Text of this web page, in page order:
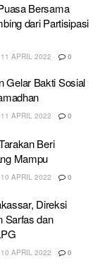
Bersama
dari Partisipasi
11 APRIL 2022 0
Gelar Bakti Sosial
11 APRIL 2022 0
Beri
Mampu
10 APRIL 2022 0
Direksi
Sarfas dan
10 APRIL 2022 0